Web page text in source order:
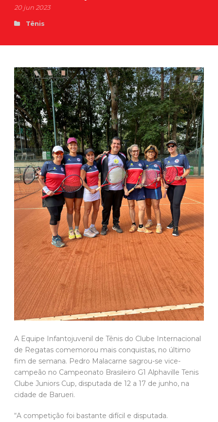
20 jun 2023
Tênis
A Equipe Infantojuvenil de Tênis do Clube Internacional
de Regatas comemorou mais conquistas, no último
fim de semana. Pedro Malacarne sagrou-se vice-
campeão no Campeonato Brasileiro G1 Alphaville Tenis
Clube Juniors Cup, disputada de 12 a 17 de junho, na
cidade de Barueri.
“A competição foi bastante difícil e disputada.